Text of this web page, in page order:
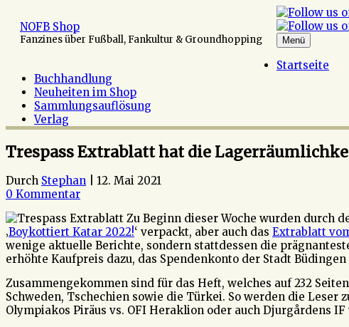
Inhalt
springen
NOFB Shop
Fanzines über Fußball, Fankultur & Groundhopping Menü
Startseite
Buchhandlung
Neuheiten im Shop
Sammlungsauflösung
Verlag
Trespass Extrablatt hat die
Durch Stephan
12. Mai 2021
0 Kommentar
Zu Beginn dieser Woche wurden durch
‚Boykottiert Katar 2022!‘ verpackt, aber auch das Extrablatt
wenige aktuelle Berichte, sondern stattdessen die
erhöhte Kaufpreis dazu, das Spendenkonto der Stadt
Zusammengekommen sind für das Heft, welches auf 232
Schweden, Tschechien sowie die Türkei. So werden die Leser
Olympiakos Piräus vs. OFI Heraklion oder auch Djurgårdens